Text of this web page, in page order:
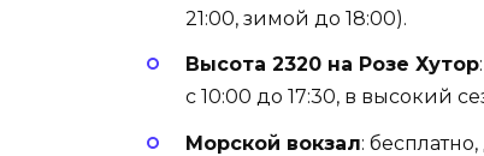
21:00, зимой до 18:00).
Высота 2320 на Розе Хутор
с 10:00 до 17:30, в высокий
Морской вокзал: